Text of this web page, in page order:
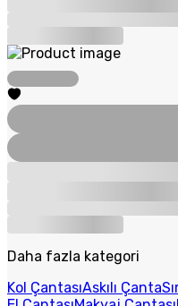
Daha fazla kategori
Kol ÇantasıAskılı Çanta